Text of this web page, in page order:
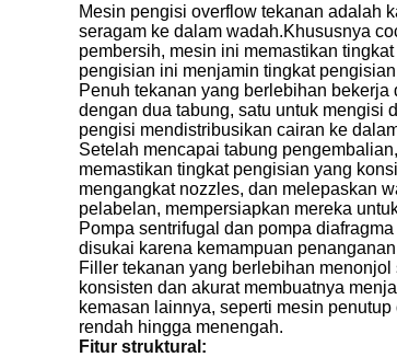
Mesin pengisi overflow tekanan adalah
seragam ke dalam wadah.Khususnya
pembersih, mesin ini memastikan
pengisian ini menjamin tingkat
Penuh tekanan yang berlebihan
dengan dua tabung, satu untuk mengisi
pengisi mendistribusikan cairan ke
Setelah mencapai tabung
memastikan tingkat pengisian yang
mengangkat nozzles, dan melepaskan
pelabelan, mempersiapkan mereka
Pompa sentrifugal dan pompa
disukai karena kemampuan
Filler tekanan yang berlebihan
konsisten dan akurat membuatnya
kemasan lainnya, seperti mesin
rendah hingga menengah.
Fitur struktural: